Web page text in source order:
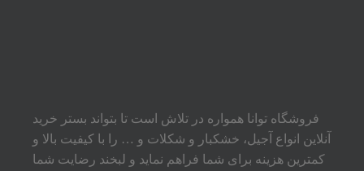
فروشگاه توانا همواره در تلاش است تا بتواند بستر خرید
آنلاین انواع آجیل، خشکبار و شکلات و … را با کیفیت بالا و
کمترین هزینه برای شما فراهم نماید و لبخند رضایت شما